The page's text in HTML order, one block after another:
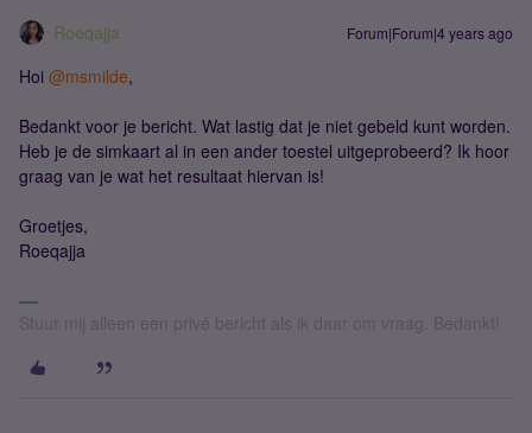
Roeqajja Forum|Forum|4 years ago
Hoi @msmilde,
Bedankt voor je bericht. Wat lastig dat je niet gebeld kunt worden.
Heb je de simkaart al in een ander toestel uitgeprobeerd? Ik hoor
graag van je wat het resultaat hiervan is!
Groetjes,
Roeqajja
Stuur mij alleen een privé bericht als ik daar om vraag. Bedankt!